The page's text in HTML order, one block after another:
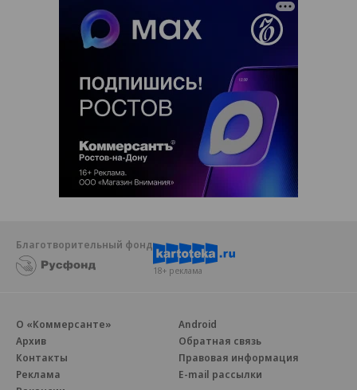
Благотворительный фонд
18+ реклама
О «Коммерсанте»
Архив
Контакты
Реклама
Android
Обратная связь
Правовая информация
E-mail рассылки